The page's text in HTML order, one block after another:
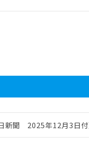
新聞 2025年12月3日